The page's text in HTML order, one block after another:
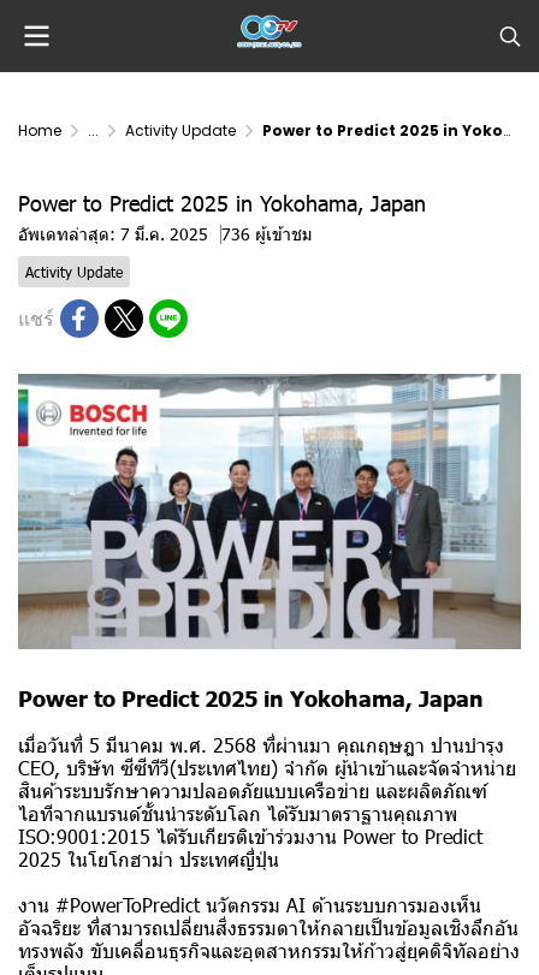
Home ... Activity Update Power to Predict 2025 in Yokohama, Japan
Power to Predict 2025 in Yokohama, Japan
อัพเดทล่าสุด: 7 มี.ค. 2025 736 ผู้เข้าชม
Activity Update
แชร์
Power to Predict 2025 in Yokohama, Japan
เมื่อวันที่ 5 มีนาคม พ.ศ. 2568 ที่ผ่านมา คุณกฤษฎา ปานบำรุง
CEO, บริษัท ซีซีทีวี(ประเทศไทย) จำกัด ผู้นำเข้าและจัดจำหน่าย
สินค้าระบบรักษาความปลอดภัยแบบเครือข่าย และผลิตภัณฑ์
ไอทีจากแบรนด์ชั้นนำระดับโลก ได้รับมาตราฐานคุณภาพ
ISO:9001:2015 ได้รับเกียรติเข้าร่วมงาน Power to Predict
2025 ในโยโกฮาม่า ประเทศญี่ปุ่น
งาน #PowerToPredict นวัตกรรม AI ด้านระบบการมองเห็น
อัจฉริยะ ที่สามารถเปลี่ยนสิ่งธรรมดาให้กลายเป็นข้อมูลเชิงลึกอัน
ทรงพลัง ขับเคลื่อนธุรกิจและอุตสาหกรรมให้ก้าวสู่ยุคดิจิทัลอย่าง